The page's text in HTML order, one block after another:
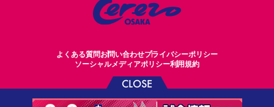
CLOSE
よくある質問お問い合わせプライバシーポリシー
ソーシャルメディアポリシー利用規約
©CEREZO OSAKA CO.,LTD.